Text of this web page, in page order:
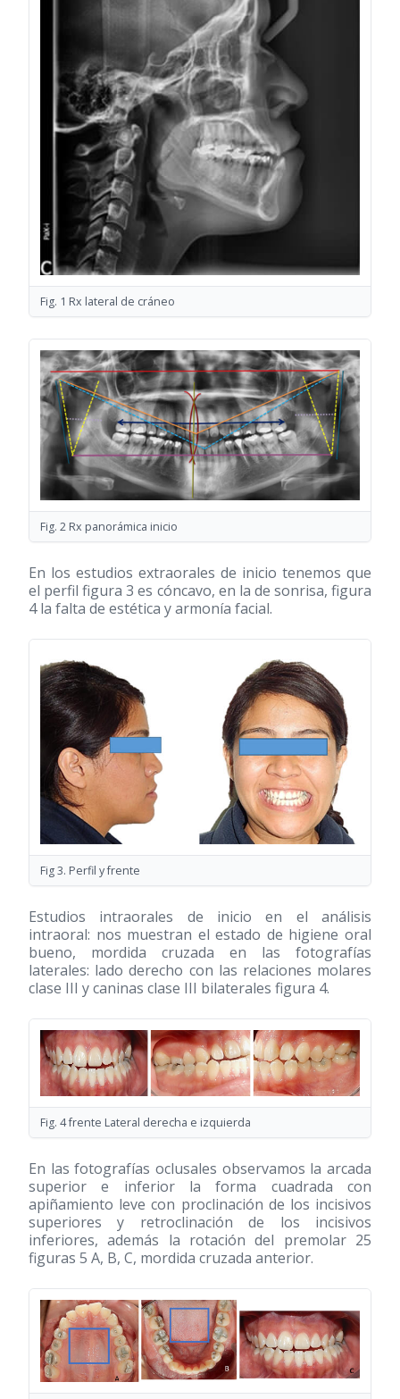
Fig. 1 Rx lateral de cráneo
Fig. 2 Rx panorámica inicio
En los estudios extraorales de inicio tenemos que
el perfil figura 3 es cóncavo, en la de sonrisa, figura
4 la falta de estética y armonía facial.
Fig 3. Perfil y frente
Estudios intraorales de inicio en el análisis
intraoral: nos muestran el estado de higiene oral
bueno, mordida cruzada en las fotografías
laterales: lado derecho con las relaciones molares
clase III y caninas clase III bilaterales figura 4.
Fig. 4 frente Lateral derecha e izquierda
En las fotografías oclusales observamos la arcada
superior e inferior la forma cuadrada con
apiñamiento leve con proclinación de los incisivos
superiores y retroclinación de los incisivos
inferiores, además la rotación del premolar 25
figuras 5 A, B, C, mordida cruzada anterior.